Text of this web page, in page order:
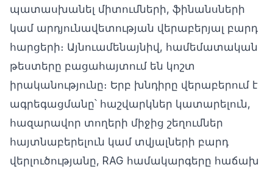
պատասխանել միտումների, ֆինանսների
կամ արդյունավետության վերաբերյալ բարդ
հարցերի։ Այնուամենայնիվ, համեմատական
թեստերը բացահայտում են կոշտ
իրականությունը։ Երբ խնդիրը վերաբերում է
ագրեգացմանը՝ հաշվարկներ կատարելուն,
հազարավոր տողերի միջից շեղումներ
հայտնաբերելուն կամ տվյալների բարդ
վերլուծությանը, RAG համակարգերը հաճախ